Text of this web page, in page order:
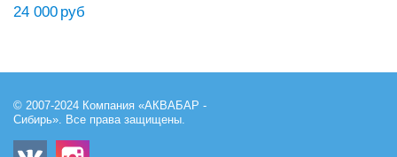
24 000 руб
© 2007-2024 Компания «АКВАБАР -
Сибирь». Все права защищены.